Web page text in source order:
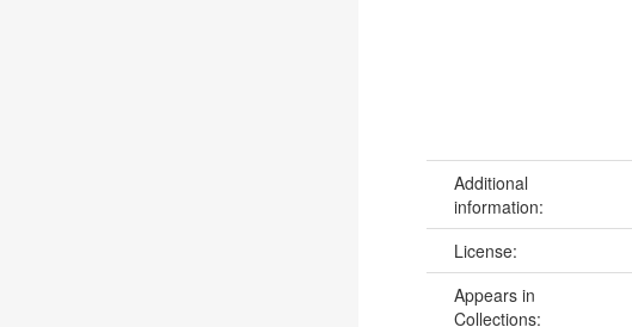
Additional
information:
License:
Appears in
Collections: